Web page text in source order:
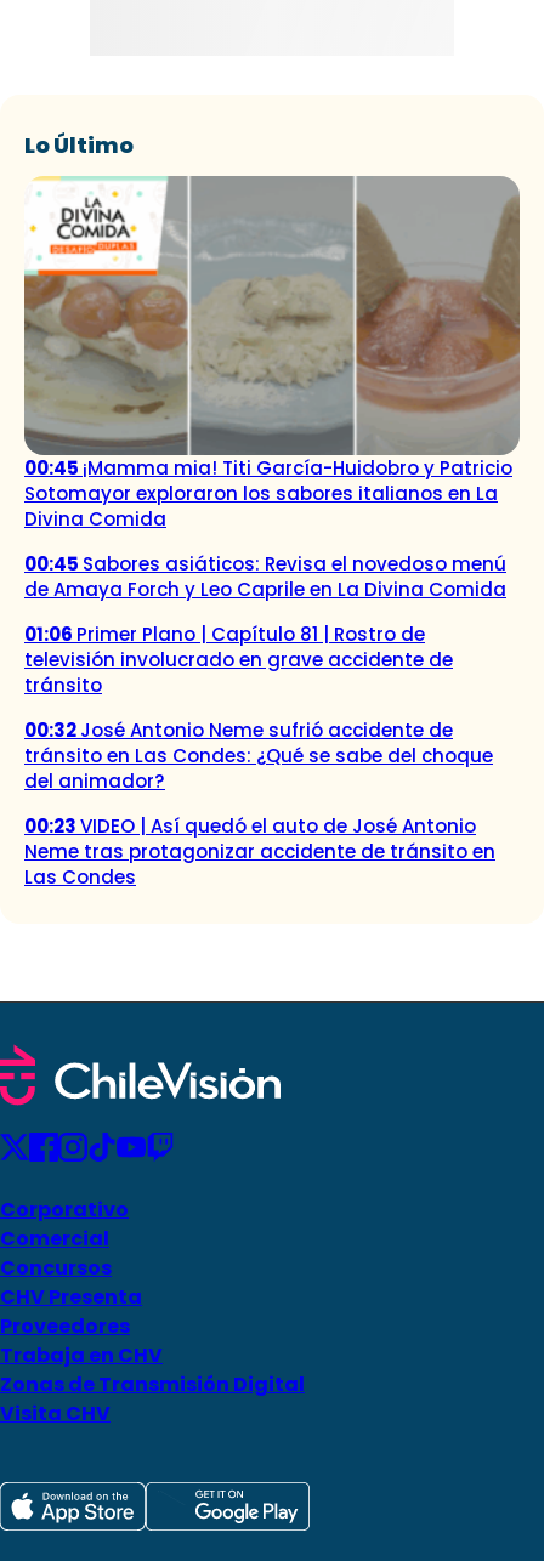
Lo Último
00:45 ¡Mamma mia! Titi García-Huidobro y Patricio
Sotomayor exploraron los sabores italianos en La
Divina Comida
00:45 Sabores asiáticos: Revisa el novedoso menú
de Amaya Forch y Leo Caprile en La Divina Comida
01:06 Primer Plano | Capítulo 81 | Rostro de
televisión involucrado en grave accidente de
tránsito
00:32José Antonio Neme sufrió accidente de
tránsito en Las Condes: ¿Qué se sabe del choque
del animador?
00:23VIDEO | Así quedó el auto de José Antonio
Neme tras protagonizar accidente de tránsito en
Las Condes
Corporativo
Comercial
Concursos
CHV Presenta
Proveedores
Trabaja en CHV
Zonas de Transmisión Digital
Visita CHV